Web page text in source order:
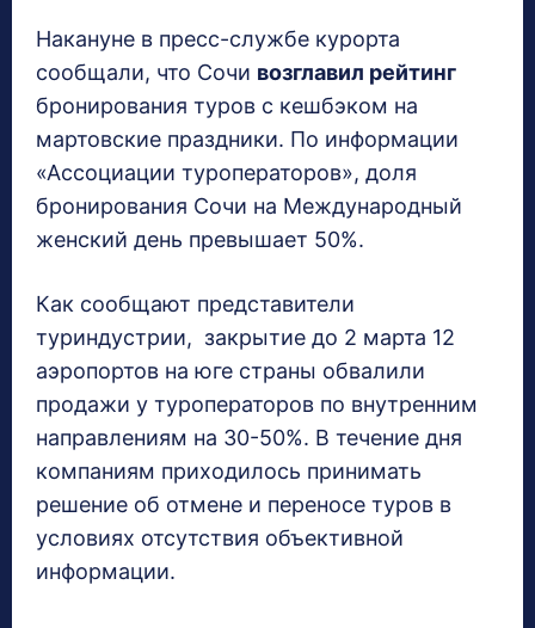
Накануне в пресс-службе курорта
сообщали, что Сочи возглавил рейтинг
бронирования туров с кешбэком на
мартовские праздники. По информации
«Ассоциации туроператоров», доля
бронирования Сочи на Международный
женский день превышает 50%.
Как сообщают представители
туриндустрии, закрытие до 2 марта 12
аэропортов на юге страны обвалили
продажи у туроператоров по внутренним
направлениям на 30-50%. В течение дня
компаниям приходилось принимать
решение об отмене и переносе туров в
условиях отсутствия объективной
информации.